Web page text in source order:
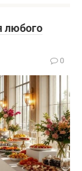
любого
0